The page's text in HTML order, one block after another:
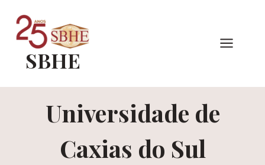
para
ConteúdoSBHE
Universidade de
Caxias do Sul